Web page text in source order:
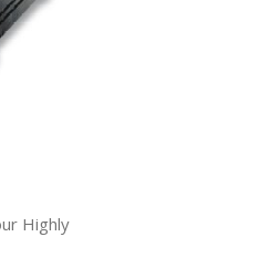
Highly